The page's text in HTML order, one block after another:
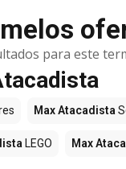
para este
Max Atacadista
LEGO Max